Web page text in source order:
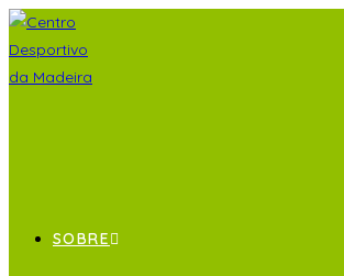
SOBRE